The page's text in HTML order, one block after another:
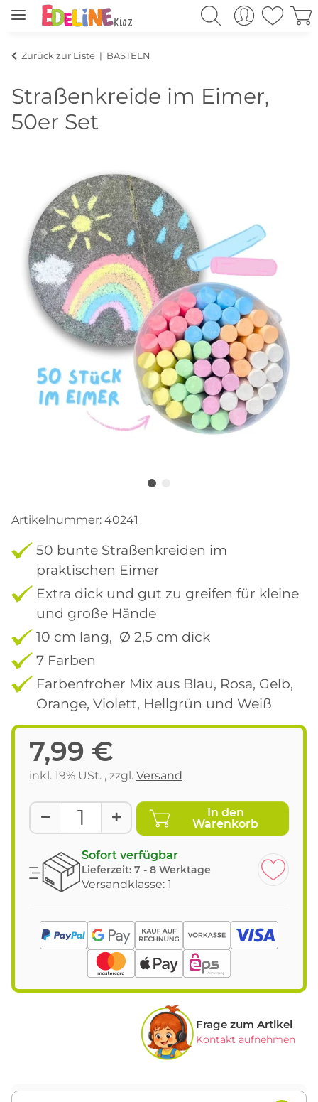
Zurück zur Liste BASTELN
Straßenkreide im Eimer,
50er Set
Artikelnummer: 40241
50 bunte Straßenkreiden im
praktischen Eimer
Extra dick und gut zu greifen für kleine
und große Hände
10 cm lang, Ø 2,5 cm dick
7 Farben
Farbenfroher Mix aus Blau, Rosa, Gelb,
Orange, Violett, Hellgrün und Weiß
7,99 €
inkl. 19% USt. , zzgl. Versand
In den
Warenkorb
Sofort verfügbar
Lieferzeit: 7 - 8 Werktage
Versandklasse: 1
Frage zum Artikel
Kontakt aufnehmen